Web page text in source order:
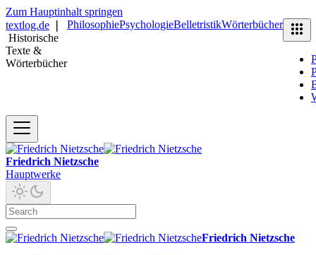
Zum Hauptinhalt springen
textlog.de
Historische
Texte &
Wörterbücher
PhilosophiePsychologieBelletristikWörterbücher
Friedrich Nietzsche
Hauptwerke
Friedrich Nietzsche